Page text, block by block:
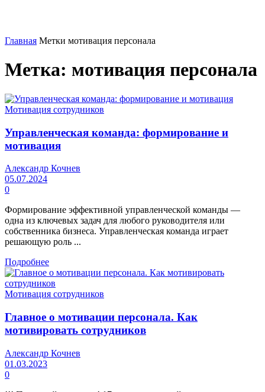
Главная Метки мотивация персонала
Метка: мотивация персонала
Мотивация сотрудников
Управленческая команда: формирование и
мотивация
Александр Кочнев
05.07.2024
0
Формирование эффективной управленческой команды —
одна из ключевых задач для любого руководителя или
собственника бизнеса. Управленческая команда играет
решающую роль ...
Подробнее
Мотивация сотрудников
Главное о мотивации персонала. Как
мотивировать сотрудников
Александр Кочнев
01.03.2023
0